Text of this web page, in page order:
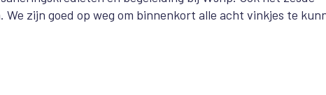
zijn goed op weg om binnenkort alle acht vinkjes te